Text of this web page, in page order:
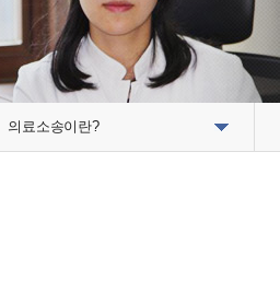
의료소송이란?